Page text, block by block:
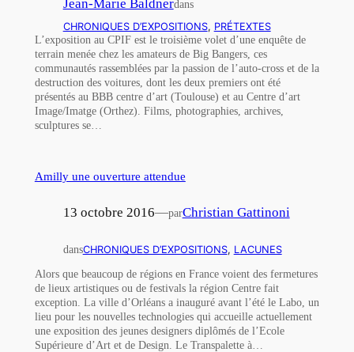
Jean-Marie Baldnerdans
CHRONIQUES D’EXPOSITIONS, PRÉTEXTES
L’exposition au CPIF est le troisième volet d’une enquête de
terrain menée chez les amateurs de Big Bangers, ces
communautés rassemblées par la passion de l’auto-cross et de la
destruction des voitures, dont les deux premiers ont été
présentés au BBB centre d’art (Toulouse) et au Centre d’art
Image/Imatge (Orthez). Films, photographies, archives,
sculptures se…
Amilly une ouverture attendue
13 octobre 2016—parChristian Gattinoni
dansCHRONIQUES D’EXPOSITIONS, LACUNES
Alors que beaucoup de régions en France voient des fermetures
de lieux artistiques ou de festivals la région Centre fait
exception. La ville d’Orléans a inauguré avant l’été le Labo, un
lieu pour les nouvelles technologies qui accueille actuellement
une exposition des jeunes designers diplômés de l’Ecole
Supérieure d’Art et de Design. Le Transpalette à…